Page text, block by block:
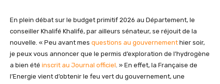
En plein débat sur le budget primitif 2026 au Département, le
conseiller Khalifé Khalifé, par ailleurs sénateur, se réjouit de la
nouvelle. « Peu avant mes questions au gouvernement hier soir,
je peux vous annoncer que le permis d’exploration de l’hydrogène
a bien été inscrit au Journal officiel. » En effet, la Française de
l’Energie vient d’obtenir le feu vert du gouvernement, une